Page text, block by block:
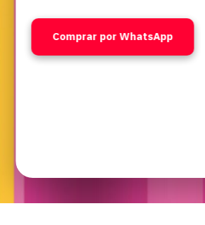
Comprar por WhatsApp